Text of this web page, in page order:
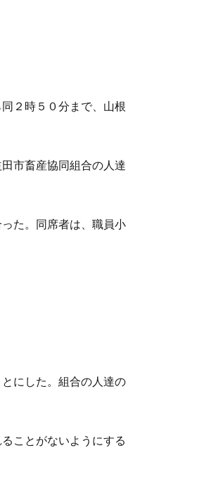
２時５０分まで、山根
市畜産協同組合の人達
た。同席者は、職員小
にした。組合の人達の
ことがないようにする